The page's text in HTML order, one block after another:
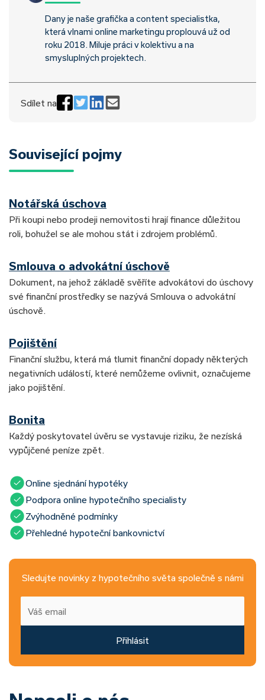
Dany je naše grafička a content specialistka,
která vlnami online marketingu proplouvá už od
roku 2018. Miluje práci v kolektivu a na
smysluplných projektech.
Sdílet na
Související pojmy
Notářská úschova
Při koupi nebo prodeji nemovitosti hrají finance důležitou
roli, bohužel se ale mohou stát i zdrojem problémů.
Smlouva o advokátní úschově
Dokument, na jehož základě svěříte advokátovi do úschovy
své finanční prostředky se nazývá Smlouva o advokátní
úschově.
Pojištění
Finanční službu, která má tlumit finanční dopady některých
negativních událostí, které nemůžeme ovlivnit, označujeme
jako pojištění.
Bonita
Každý poskytovatel úvěru se vystavuje riziku, že nezíská
vypůjčené peníze zpět.
Online sjednání hypotéky
Podpora online hypotečního specialisty
Zvýhodněné podmínky
Přehledné hypoteční bankovnictví
Sledujte novinky z hypotečního světa společně s námi
Přihlásit